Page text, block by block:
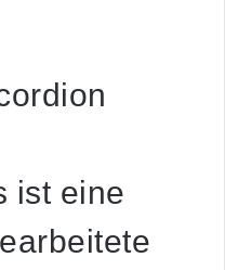
ist eine